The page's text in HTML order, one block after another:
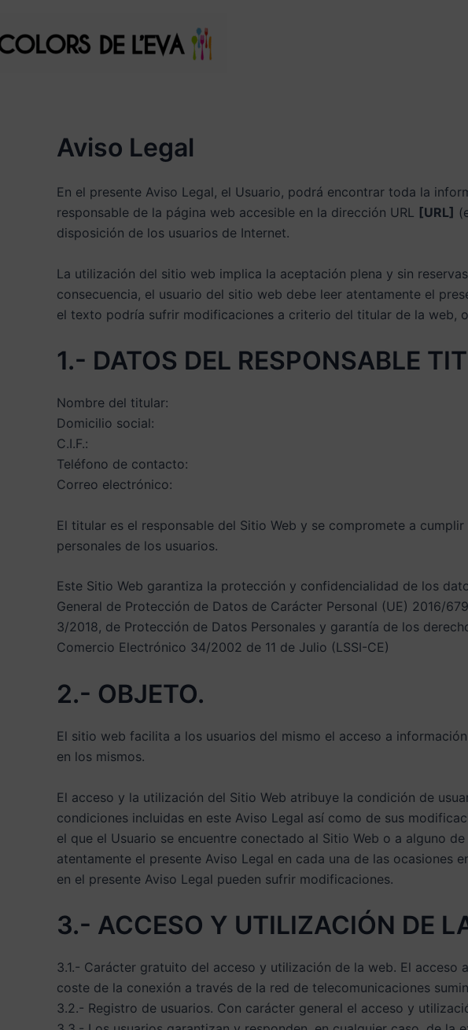
al
contenido
Aviso Legal
En el presente Aviso Legal, el Usuario, podrá encontrar toda la
responsable de la página web accesible en la dirección URL [URL]
disposición de los usuarios de Internet.
La utilización del sitio web implica la aceptación plena y sin
consecuencia, el usuario del sitio web debe leer atentamente el
el texto podría sufrir modificaciones a criterio del titular de la web,
1.- DATOS DEL RESPONSABLE
Nombre del titular:
Domicilio social:
C.I.F.:
Teléfono de contacto:
Correo electrónico:
El titular es el responsable del Sitio Web y se compromete a
personales de los usuarios.
Este Sitio Web garantiza la protección y confidencialidad de los
General de Protección de Datos de Carácter Personal (UE) 2016/
3/2018, de Protección de Datos Personales y garantía de los
Comercio Electrónico 34/2002 de 11 de Julio (LSSI-CE)
2.- OBJETO.
El sitio web facilita a los usuarios del mismo el acceso a
en los mismos.
El acceso y la utilización del Sitio Web atribuye la condición de
condiciones incluidas en este Aviso Legal así como de sus
el que el Usuario se encuentre conectado al Sitio Web o a alguno
atentamente el presente Aviso Legal en cada una de las
en el presente Aviso Legal pueden sufrir modificaciones.
3.- ACCESO Y UTILIZACIÓN DE
3.1.- Carácter gratuito del acceso y utilización de la web. El
coste de la conexión a través de la red de telecomunicaciones
3.2.- Registro de usuarios. Con carácter general el acceso y